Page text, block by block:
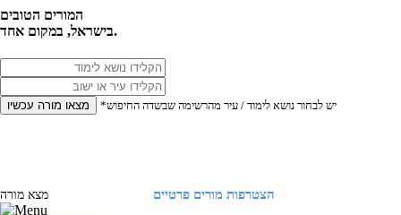
המורים הטובים
בישראל, במקום אחד.
מצאו מורה עכשיו *יש לבחור נושא לימוד / עיר מהרשימה שבשדה החיפוש
הצטרפות מורים פרטיים מצא מורה